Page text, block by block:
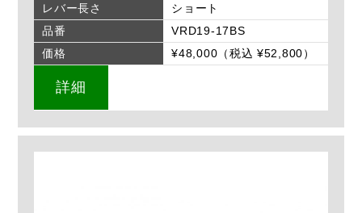
レバー長さ
ショート
品番
VRD19-17BS
価格
¥48,000（税込 ¥52,800）
詳細